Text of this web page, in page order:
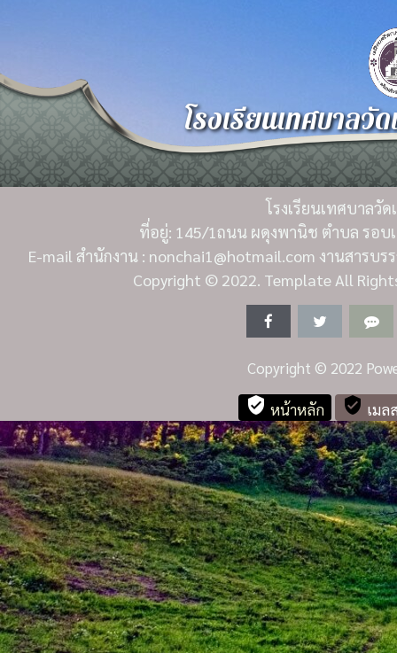
โรงเรียนเทศบาลวั
โรงเรียนเทศบาลวั
ที่อยู่: 145/1ถนน ผดุงพานิช ตำบล รอบเ
E-mail สำนักงาน : nonchai1@hotmail.com งานสารบ
Copyright © 2022. Template All
Copyright © 2022
verified_user หน้าหลัก verified_user เมล